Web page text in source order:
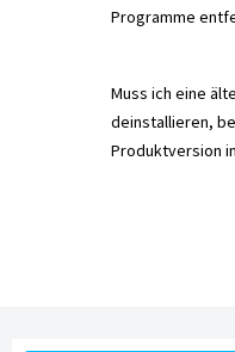
Programme
Muss ich eine
deinstallieren,
Produktversion